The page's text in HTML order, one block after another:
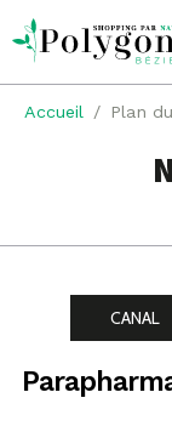
Accueil Plan
CANAL